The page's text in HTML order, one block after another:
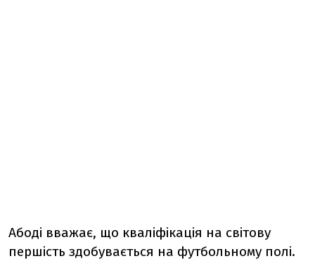
Абоді вважає, що кваліфікація на світову
першість здобувається на футбольному полі.